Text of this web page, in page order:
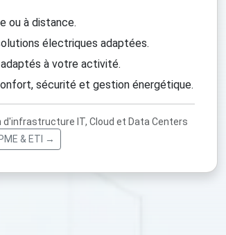
ou à distance.
électriques adaptées.
à votre activité.
sécurité et gestion énergétique.
IT, Cloud et Data Centers
& ETI →